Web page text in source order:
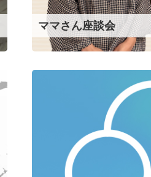
ママさん座談会